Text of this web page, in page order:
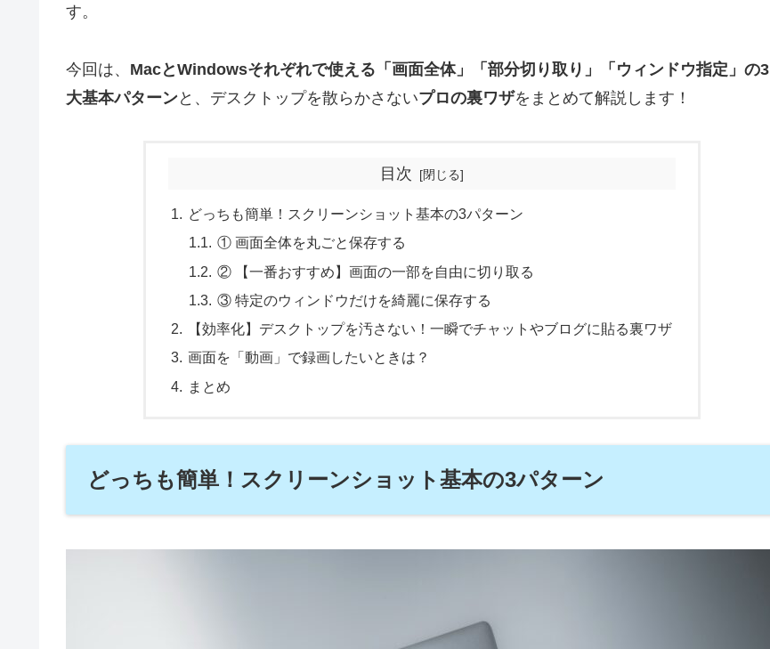
す。
今回は、 MacとWindowsそれぞれで使える「画面全体」「部分切り取り」「ウィンドウ指定」の3
大基本パターンと、デスクトップを散らかさないプロの裏ワザをまとめて解説します！
目次
どっちも簡単！スクリーンショット基本の3パターン
① 画面全体を丸ごと保存する
② 【一番おすすめ】画面の一部を自由に切り取る
③ 特定のウィンドウだけを綺麗に保存する
【効率化】デスクトップを汚さない！一瞬でチャットやブログに貼る裏ワザ
画面を「動画」で録画したいときは？
まとめ
どっちも簡単！スクリーンショット基本の3パターン